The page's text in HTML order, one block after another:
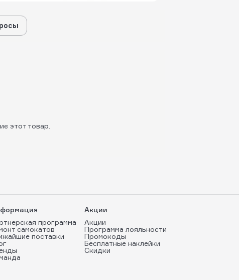
этот товар.
программа
самокатов
поставки
Акции
Акции
Программа лояльности
Промокоды
Бесплатные наклейки
Скидки